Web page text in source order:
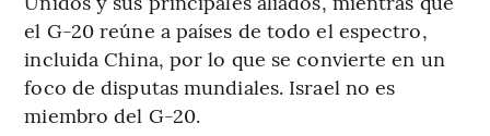
el G-20 reúne a países de todo el espectro,
incluida China, por lo que se convierte en un
foco de disputas mundiales. Israel no es
miembro del G-20.